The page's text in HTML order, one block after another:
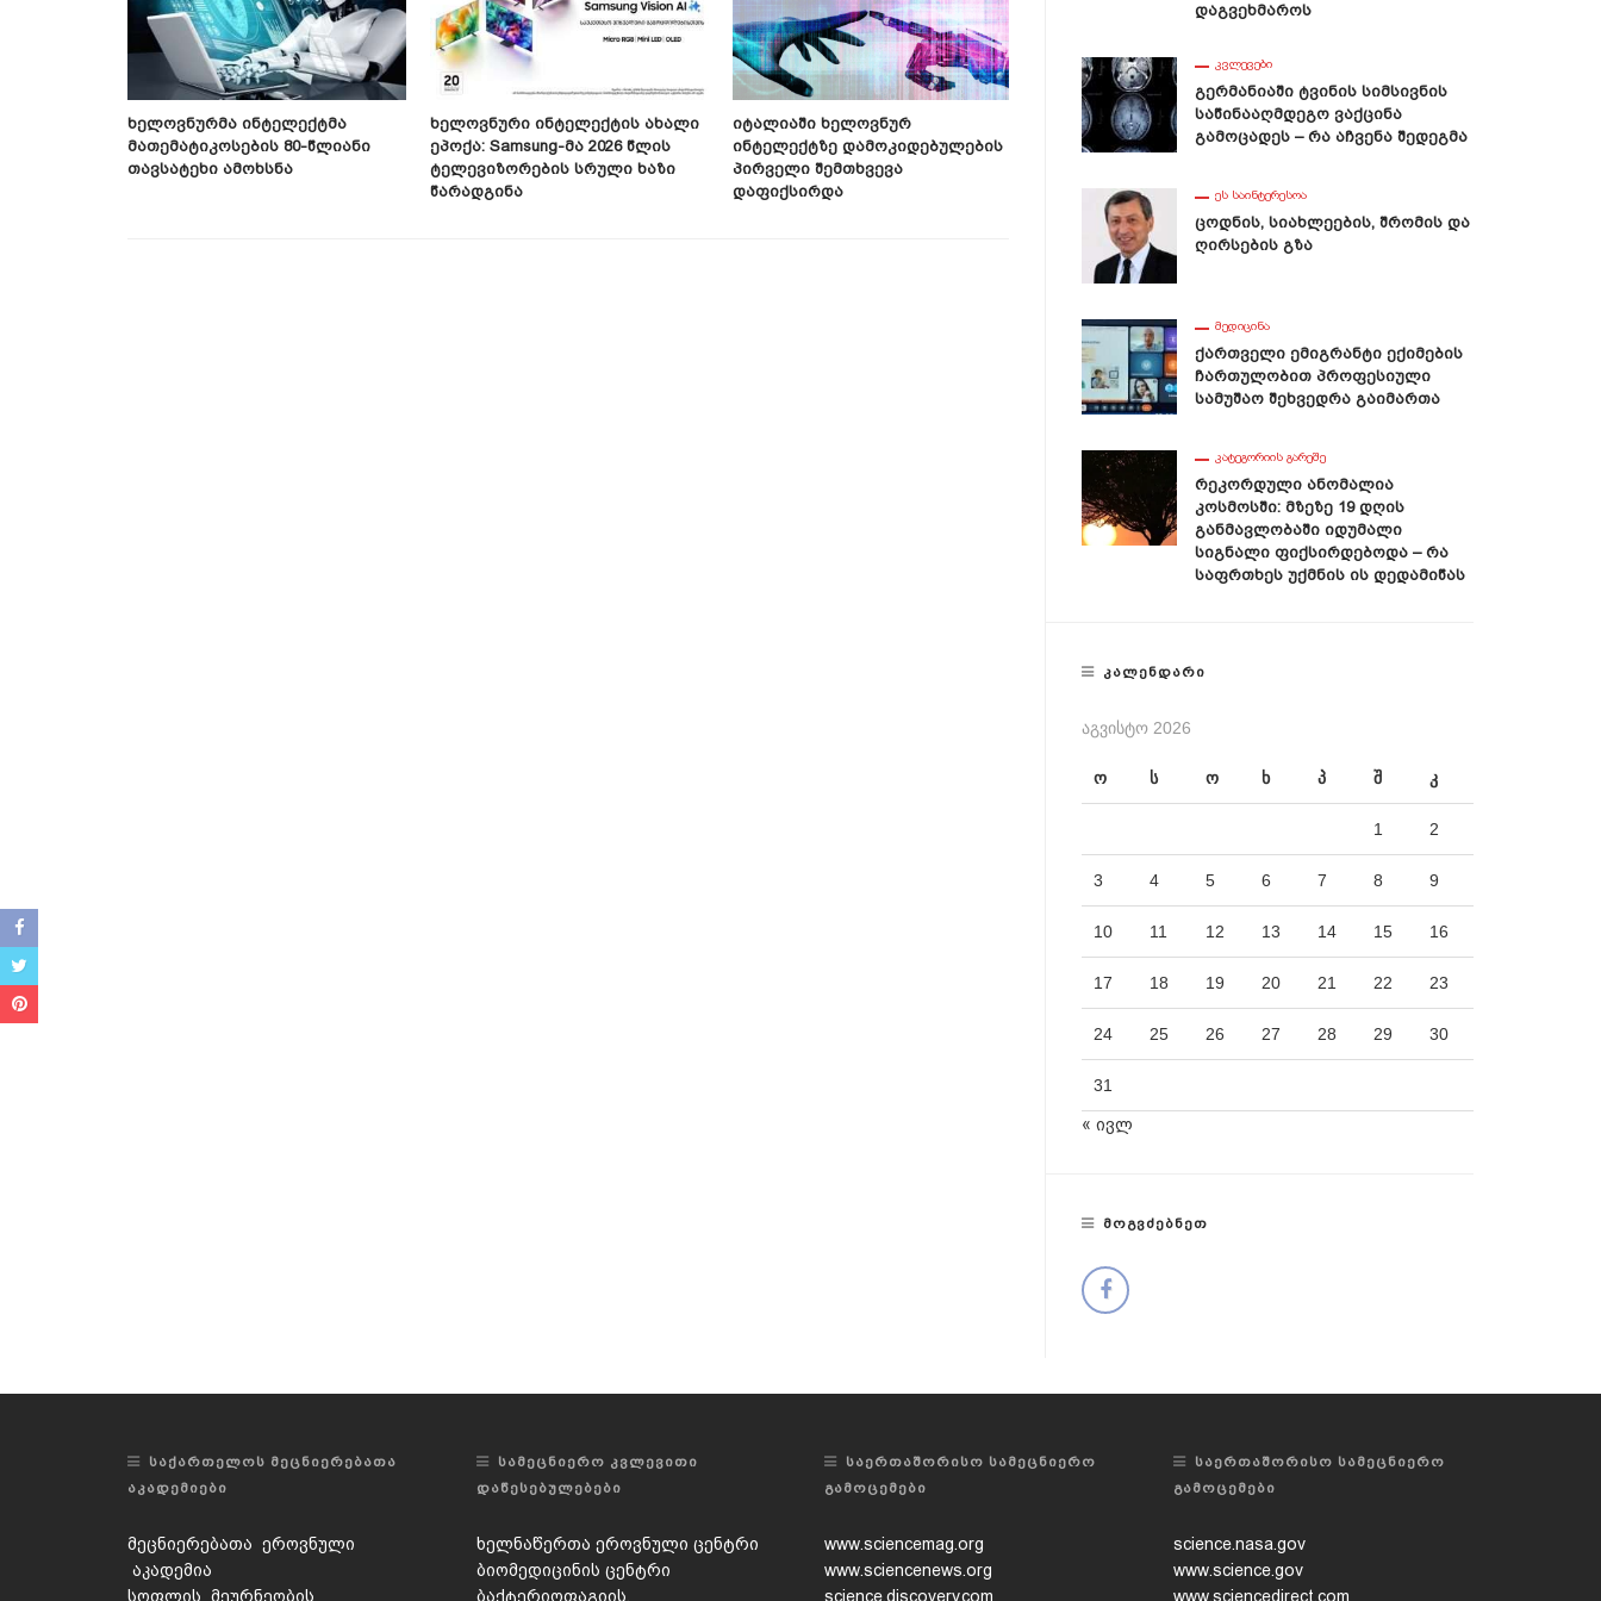
Ხელოვნურმა Ინტელექტმა
Მათემატიკოსების 80-Წლიანი
Თავსატეხი Ამოხსნა
Ხელოვნური Ინტელექტის Ახალი
Ეპოქა: Samsung-Მა 2026 Წლის
Ტელევიზორების Სრული Ხაზი
Წარადგინა
Იტალიაში Ხელოვნურ
Ინტელექტზე Დამოკიდებულების
Პირველი Შემთხვევა
Დაფიქსირდა
Ამერიკულმა Კომპანიამ
Ხელოვნური Კვერცხი Შექმნა,
Გამოიჩეკა
Სამხრეთ Კორეაში Დინოზავრის
Აქამდე Უცნობი Სახეობა
Დაგვეხმაროს
ᲙᲕᲚᲔᲕᲔᲑᲘ
Გერმანიაში Ტვინის Სიმსივნის
Საწინააღმდეგო Ვაქცინა
Გამოცადეს – Რა Აჩვენა Შედეგმა
ᲔᲡ ᲡᲐᲘᲜᲢᲔᲠᲔᲡᲝᲐ
Ცოდნის, Სიახლეების, Შრომის Და
Ღირსების Გზა
ᲛᲔᲓᲘᲪᲘᲜᲐ
Ქართველი Ემიგრანტი Ექიმების
Ჩართულობით Პროფესიული
Სამუშაო Შეხვედრა Გაიმართა
ᲙᲐᲢᲔᲒᲝᲠᲘᲘᲡ ᲒᲐᲠᲔᲨᲔ
Რეკორდული Ანომალია
Კოსმოსში: Მზეზე 19 Დღის
Განმავლობაში Იდუმალი
Სიგნალი Ფიქსირდებოდა – Რა
Საფრთხეს Უქმნის Ის Დედამიწას
ᲙᲐᲚᲔᲜᲓᲐᲠᲘ
ᲐᲒᲕᲘᲡᲢᲝ 2026
ო ს ო ხ პ შ კ
1 2
3 4 5 6 7 8 9
10 11 12 13 14 15 16
17 18 19 20 21 22 23
24 25 26 27 28 29 30
31
« ივლ
ᲛᲝᲒᲕᲫᲔᲑᲜᲔᲗ
ᲡᲐᲥᲐᲠᲗᲔᲚᲝᲡ ᲛᲔᲪᲜᲘᲔᲠᲔᲑᲐᲗᲐ
ᲐᲙᲐᲓᲔᲛᲘᲔᲑᲘ
მეცნიერებათა ეროვნული
აკადემია
სოფლის მეურნეობის
ᲡᲐᲛᲔᲪᲜᲘᲔᲠᲝ ᲙᲕᲚᲔᲕᲘᲗᲘ
ᲓᲐᲬᲔᲡᲔᲑᲣᲚᲔᲑᲔᲑᲘ
ხელნაწერთა ეროვნული ცენტრი
ბიომედიცინის ცენტრი
ბაქტერიოფაგიის,
ᲡᲐᲔᲠᲗᲐᲨᲝᲠᲘᲡᲝ ᲡᲐᲛᲔᲪᲜᲘᲔᲠᲝ
ᲒᲐᲛᲝᲪᲔᲛᲔᲑᲘ
www.sciencemag.org
www.sciencenews.org
science.discovery.com
ᲡᲐᲔᲠᲗᲐᲨᲝᲠᲘᲡᲝ ᲡᲐᲛᲔᲪᲜᲘᲔᲠᲝ
ᲒᲐᲛᲝᲪᲔᲛᲔᲑᲘ
science.nasa.gov
www.science.gov
www.sciencedirect.com